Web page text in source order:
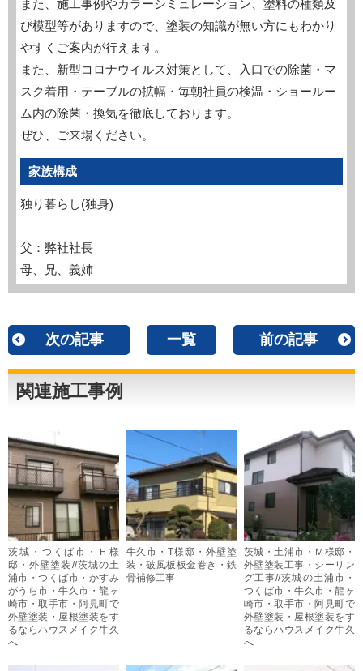
また、施工事例やカラーシミュレーション、塗料の種類及
び模型等がありますので、塗装の知識が無い方にもわかり
やすくご案内が行えます。
また、新型コロナウイルス対策として、入口での除菌・マ
スク着用・テーブルの拡幅・毎朝社員の検温・ショールー
ム内の除菌・換気を徹底しております。
ぜひ、ご来場ください。
家族構成
独り暮らし(独身)
父：弊社社長
母、兄、義姉
次の記事 一覧 前の記事
関連施工事例
茨城・つくば市・Ｈ様
邸・外壁塗装//茨城の土
浦市・つくば市・かすみ
がうら市・牛久市・龍ヶ
崎市・取手市・阿見町で
外壁塗装・屋根塗装をす
るならハウスメイク牛久
へ
牛久市・T様邸・外壁塗
装・破風板板金巻き・鉄
骨補修工事
茨城・土浦市・Ｍ様邸・
外壁塗装工事・シーリン
グ工事//茨城の土浦市・
つくば市・牛久市・龍ヶ
崎市・取手市・阿見町で
外壁塗装・屋根塗装をす
るならハウスメイク牛久
へ